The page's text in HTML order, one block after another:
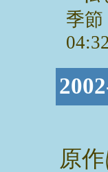
季
原